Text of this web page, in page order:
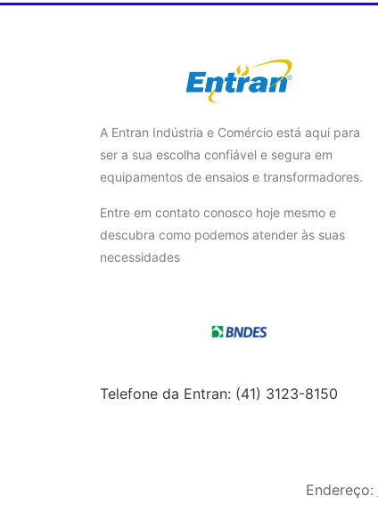
A Entran Indústria e Comércio está aqui para
ser a sua escolha confiável e segura em
equipamentos de ensaios e transformadores.
Entre em contato conosco hoje mesmo e
descubra como podemos atender às suas
necessidades
Telefone da Entran: (41) 3123-8150
Endereço: